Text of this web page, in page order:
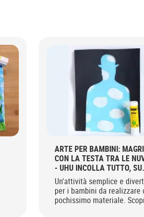
ARTE PER BAMBINI:
CON LA TESTA TRA LE
- UHU INCOLLA TUTTO, SU
TUTTO
Un'attività semplice e
per i bambini da realizzare
pochissimo materiale.